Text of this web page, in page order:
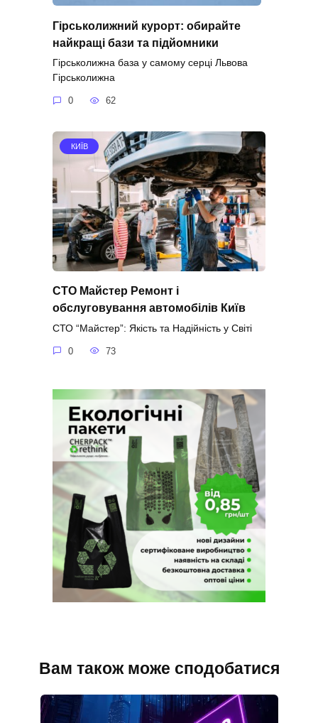
Гірськолижний курорт: обирайте
найкращі бази та підйомники
Гірськолижна база у самому серці Львова
Гірськолижна
0 62
КИЇВ
СТО Майстер Ремонт і
обслуговування автомобілів Київ
СТО “Майстер”: Якість та Надійність у Світі
0 73
Вам також може сподобатися